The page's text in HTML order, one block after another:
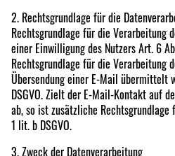
2. Rechtsgrundlage für die
Rechtsgrundlage für die Verarbeitung
einer Einwilligung des Nutzers Art. 6
Rechtsgrundlage für die Verarbeitung
Übersendung einer E-Mail übermittelt
DSGVO. Zielt der E-Mail-Kontakt auf
ab, so ist zusätzliche
1 lit. b DSGVO.
3. Zweck der Datenverarbeitung